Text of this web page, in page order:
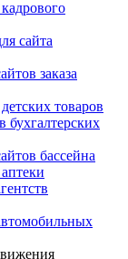
сайта
заказа
товаров
бухгалтерских
бассейна